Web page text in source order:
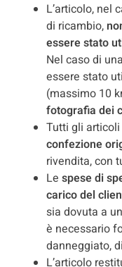
L’articolo, nel
di ricambio,
essere stato
Nel caso di
essere stato
(massimo 10
fotografia dei
Tutti gli
confezione
rivendita, con
Le spese di
carico del
sia dovuta a
è necessario
danneggiato,
L’articolo